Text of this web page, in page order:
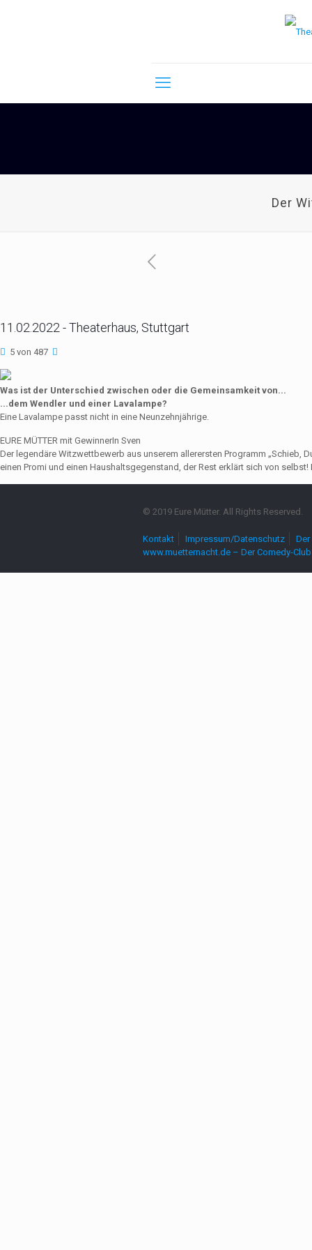
Der
11.02.2022 - Theaterhaus, Stuttgart
5 von 487
Was ist der Unterschied zwischen oder die Gemeinsamkeit von...
...dem Wendler und einer Lavalampe?
Eine Lavalampe passt nicht in eine Neunzehnjährige.
EURE MÜTTER mit GewinnerIn Sven
Der legendäre Witzwettbewerb aus unserem allerersten Programm „Schieb,
einen Promi und einen Haushaltsgegenstand, der Rest erklärt sich von
© 2019 Eure Mütter. All Rights Reserved.
Kontakt Impressum/Datenschutz
www.muetternacht.de – Der Comedy-Club